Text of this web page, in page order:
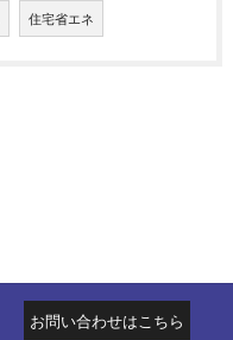
住宅省エネ
お問い合わせはこちら